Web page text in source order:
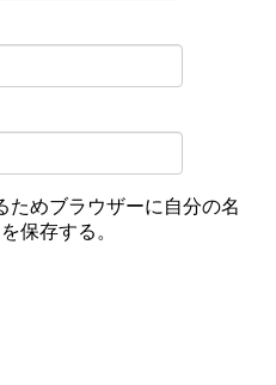
ためブラウザーに自分の名
保存する。